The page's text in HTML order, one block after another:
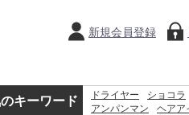
新規会員登録
キーワード ドライヤー ショコラ
アンパンマン
ヘアア